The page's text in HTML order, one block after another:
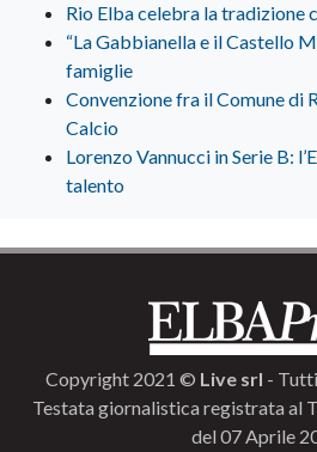
Rio Elba celebra la tradizione
“La Gabbianella e il Castello
famiglie
Convenzione fra il Comune di
Calcio
Lorenzo Vannucci in Serie B:
talento
Copyright 2021 © Live srl -
Testata giornalistica registrata al
del 07 Aprile